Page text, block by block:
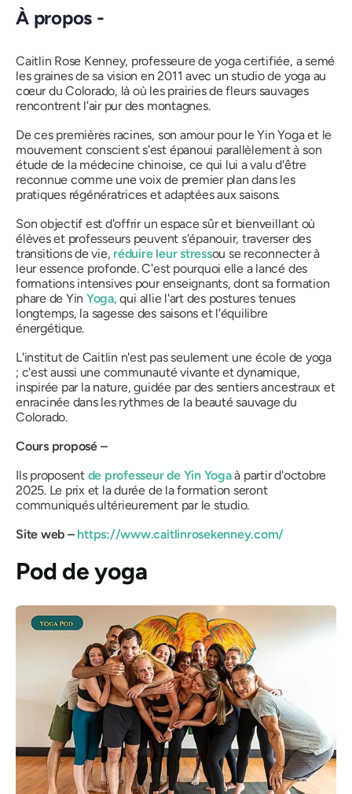
À propos -
Caitlin Rose Kenney, professeure de yoga certifiée, a semé
les graines de sa vision en 2011 avec un studio de yoga au
cœur du Colorado, là où les prairies de fleurs sauvages
rencontrent l'air pur des montagnes.
De ces premières racines, son amour pour le Yin Yoga et le
mouvement conscient s'est épanoui parallèlement à son
étude de la médecine chinoise, ce qui lui a valu d'être
reconnue comme une voix de premier plan dans les
pratiques régénératrices et adaptées aux saisons.
Son objectif est d'offrir un espace sûr et bienveillant où
élèves et professeurs peuvent s'épanouir, traverser des
transitions de vie, réduire leur stressou se reconnecter à
leur essence profonde. C'est pourquoi elle a lancé des
formations intensives pour enseignants, dont sa formation
phare de Yin Yoga,qui allie l'art des postures tenues
longtemps, la sagesse des saisons et l'équilibre
énergétique.
L'institut de Caitlin n'est pas seulement une école de yoga
; c'est aussi une communauté vivante et dynamique,
inspirée par la nature, guidée par des sentiers ancestraux et
enracinée dans les rythmes de la beauté sauvage du
Colorado.
Cours proposé –
Ils proposent de professeur de Yin Yogaà partir d'octobre
2025. Le prix et la durée de la formation seront
communiqués ultérieurement par le studio.
Site web –https://www.caitlinrosekenney.com/
Pod de yoga